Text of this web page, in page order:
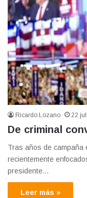
Ricardo Lozano 22
De criminal
Tras años de campaña
recientemente
presidente…
Leer más »